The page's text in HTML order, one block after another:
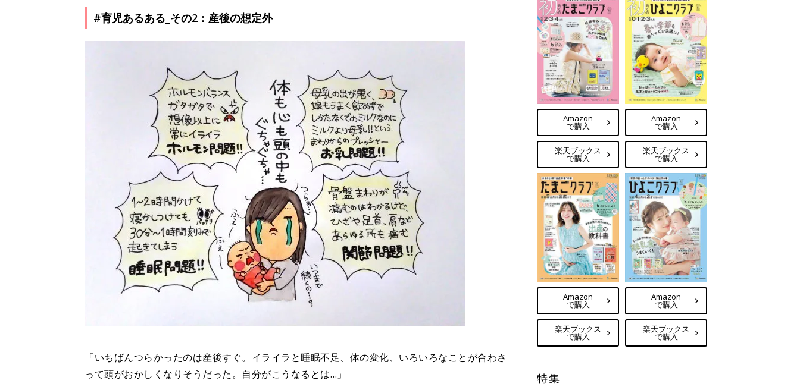
#育児あるある_その2：産後の想定外
「いちばんつらかったのは産後すぐ。イライラと睡眠不足、体の変化、いろいろなことが合わさ
って頭がおかしくなりそうだった。自分がこうなるとは…」
Amazon
で購入
楽天ブックス
で購入
Amazon
で購入
楽天ブックス
で購入
Amazon
で購入
楽天ブックス
で購入
Amazon
で購入
楽天ブックス
で購入
特集